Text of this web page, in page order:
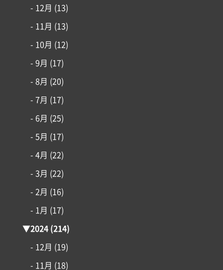
コンセプト
はじめての家づくり
リフォーム・リノベーション
土地情報
インフォメーション
- 12月 (13)
- 11月 (13)
- 10月 (12)
- 9月 (17)
- 8月 (20)
- 7月 (17)
- 6月 (25)
- 5月 (17)
- 4月 (22)
- 3月 (22)
- 2月 (16)
- 1月 (17)
▼2024(214)
- 12月 (19)
- 11月 (18)